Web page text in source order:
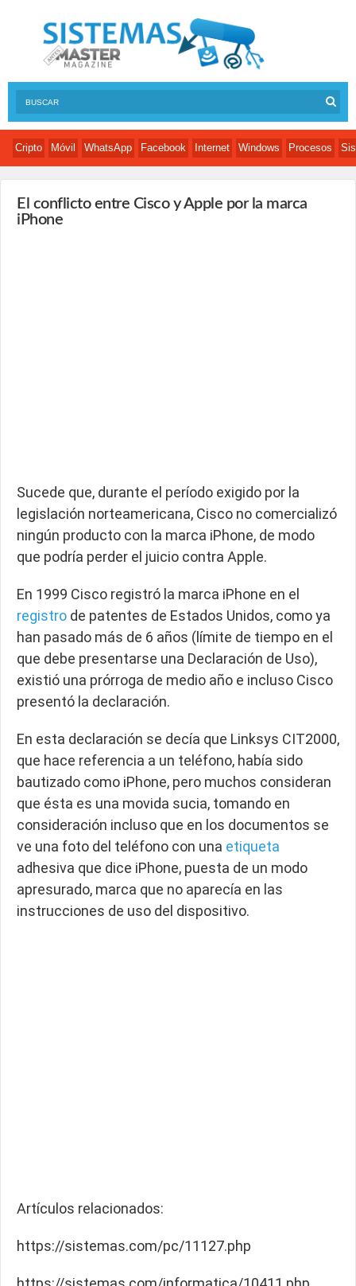
Cripto Móvil WhatsApp Facebook Internet Windows Procesos
El conflicto entre Cisco y Apple por la marca
iPhone
Sucede que, durante el período exigido por la
legislación norteamericana, Cisco no comercializó
ningún producto con la marca iPhone, de modo
que podría perder el juicio contra Apple.
En 1999 Cisco registró la marca iPhone en el
registro de patentes de Estados Unidos, como ya
han pasado más de 6 años (límite de tiempo en el
que debe presentarse una Declaración de Uso),
existió una prórroga de medio año e incluso Cisco
presentó la declaración.
En esta declaración se decía que Linksys CIT2000,
que hace referencia a un teléfono, había sido
bautizado como iPhone, pero muchos consideran
que ésta es una movida sucia, tomando en
consideración incluso que en los documentos se
ve una foto del teléfono con una etiqueta
adhesiva que dice iPhone, puesta de un modo
apresurado, marca que no aparecía en las
instrucciones de uso del dispositivo.
Artículos relacionados:
https://sistemas.com/pc/11127.php